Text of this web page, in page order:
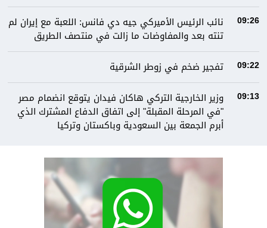
09:26
نائب الرئيس الأميركي جيه دي فانس: اللعبة مع إيران لم
تنته بعد والمفاوضات ما زالت في منتصف الطريق
09:22 تفجير ضخم في زوطر الشرقية
09:13
وزير الخارجية التركي هاكان فيدان يتوقع انضمام مصر
"في المرحلة المقبلة" إلى اتفاق الدفاع المشترك الذي
أبرم الجمعة بين السعودية وباكستان وتركيا